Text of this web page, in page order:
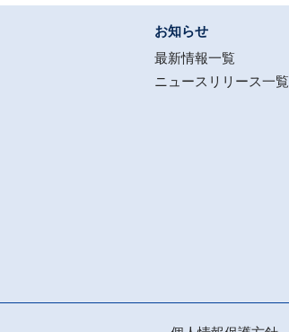
お知らせ
最新情報一覧
ニュースリリース一覧